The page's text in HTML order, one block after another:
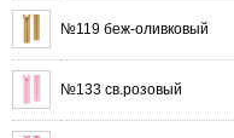
№119 беж-оливковый
№133 св.розовый